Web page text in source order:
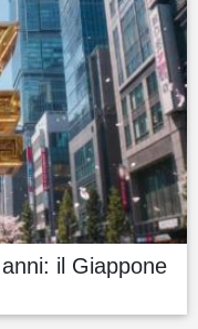
il Giappone